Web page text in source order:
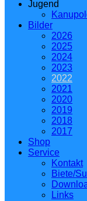
Jugend
Bilder
2026
2025
2024
2023
2022
2021
2020
2019
2018
2017
Shop
Service
Kontakt
Biete/
Links